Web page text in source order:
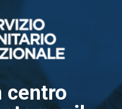
centro